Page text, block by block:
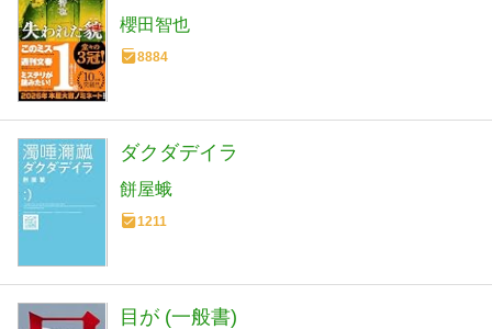
櫻田智也
8884
ダクダデイラ
餅屋蛾
1211
目が (一般書)